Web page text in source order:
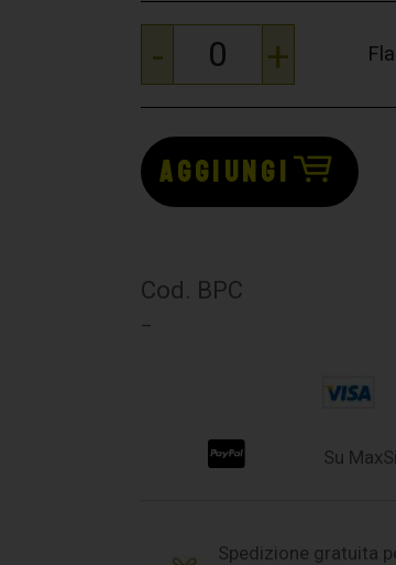
- +
AGGIUNGI
Cod. BPC
–
Su
Spedizione gratuita